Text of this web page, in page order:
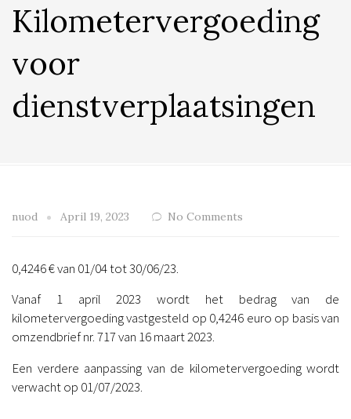
Kilometervergoeding
voor
dienstverplaatsingen
nuod April 19, 2023 No Comments
0,4246 € van 01/04 tot 30/06/23.
Vanaf 1 april 2023 wordt het bedrag van de
kilometervergoeding vastgesteld op 0,4246 euro op basis van
omzendbrief nr. 717 van 16 maart 2023.
Een verdere aanpassing van de kilometervergoeding wordt
verwacht op 01/07/2023.